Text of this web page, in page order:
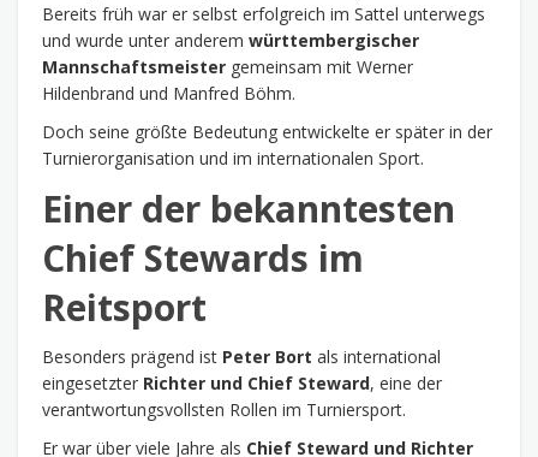
Bereits früh war er selbst erfolgreich im Sattel unterwegs
und wurde unter anderem württembergischer
Mannschaftsmeister gemeinsam mit Werner
Hildenbrand und Manfred Böhm.
Doch seine größte Bedeutung entwickelte er später in der
Turnierorganisation und im internationalen Sport.
Einer der bekanntesten
Chief Stewards im
Reitsport
Besonders prägend ist Peter Bort als international
eingesetzter Richter und Chief Steward, eine der
verantwortungsvollsten Rollen im Turniersport.
Er war über viele Jahre als Chief Steward und Richter